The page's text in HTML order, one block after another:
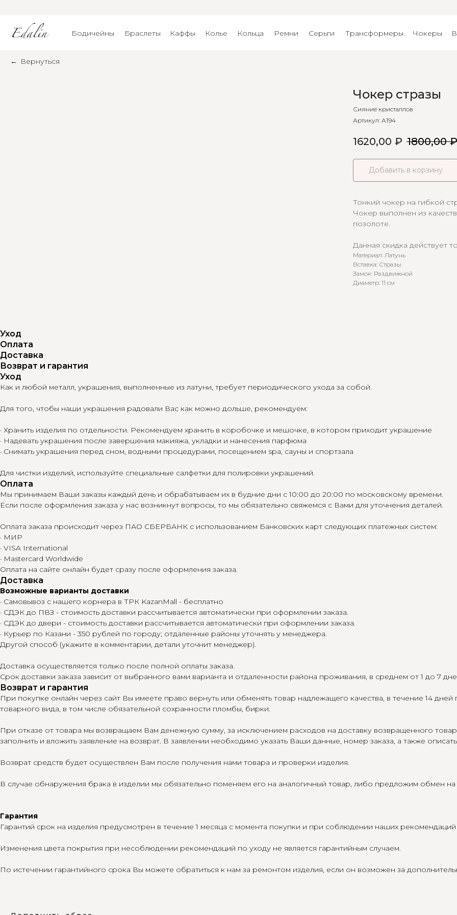
Бодичейны Колье Кольца
Браслеты Серьги
Ремни Чокеры
Каффы Трансформеры
Вернуться
←
Чокер стразы
Сияние кристаллов
Артикул: А194
1620,00 ₽ 1800,00 ₽
Добавить в корзину
Тонкий чокер на гибкой
Чокер выполнен из
позолоте.
Данная скидка действует
Материал: Латунь
Вставка: Стразы
Замок: Раздвижной
Диаметр: 11 см
Уход
Оплата
Доставка
Возврат и гарантия
Уход
Как и любой металл, украшения, выполненные из латуни, требует периодического ухода за собой.
Для того, чтобы наши украшения радовали Вас как можно дольше, рекомендуем:
· Хранить изделия по отдельности. Рекомендуем хранить в коробочке и мешочке, в котором приходит украшение
· Надевать украшения после завершения макияжа, укладки и нанесения парфюма
· Снимать украшения перед сном, водными процедурами, посещением spa, сауны и спортзала
Для чистки изделий, используйте специальные салфетки для полировки украшений.
Оплата
Мы принимаем Ваши заказы каждый день и обрабатываем их в будние дни с 10:00 до 20:00 по московскому времени.
Если после оформления заказа у нас возникнут вопросы, то мы обязательно свяжемся с Вами для уточнения деталей.
Оплата заказа происходит через ПАО СБЕРБАНК с использованием Банковских карт следующих платежных систем:
· МИР
· VISA International
· Mastercard Worldwide
Оплата на сайте онлайн будет сразу после оформления заказа.
Доставка
Возможные варианты доставки
· Самовывоз с нашего корнера в ТРК KazanMall - бесплатно
· СДЭК до ПВЗ - стоимость доставки рассчитывается автоматически при оформлении заказа.
· СДЭК до двери - стоимость доставки рассчитывается автоматически при оформлении заказа.
· Курьер по Казани - 350 рублей по городу; отдаленные районы уточнять у менеджера.
Другой способ (укажите в комментарии, детали уточнит менеджер).
Доставка осуществляется только после полной оплаты заказа.
Срок доставки заказа зависит от выбранного вами варианта и отдаленности района проживания, в среднем от 1 до 7
Возврат и гарантия
При покупке онлайн через сайт Вы имеете право вернуть или обменять товар надлежащего качества, в течение 14
товарного вида, в том числе обязательной сохранности пломбы, бирки.
При отказе от товара мы возвращаем Вам денежную сумму, за исключением расходов на доставку возвращенного
заполнить и вложить заявление на возврат. В заявлении необходимо указать Ваши данные, номер заказа, а также
Возврат средств будет осуществлен Вам после получения нами товара и проверки изделия.
В случае обнаружения брака в изделии мы обязательно поменяем его на аналогичный товар, либо предложим обмен на
Гарантия
Гарантий срок на изделия предусмотрен в течение 1 месяца с момента покупки и при соблюдении наших
Изменения цвета покрытия при несоблюдении рекомендаций по уходу не является гарантийным случаем.
По истечении гарантийного срока Вы можете обратиться к нам за ремонтом изделия, если он возможен за